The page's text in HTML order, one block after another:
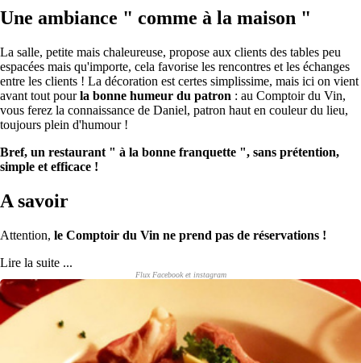
Une ambiance " comme à la maison "
La salle, petite mais chaleureuse, propose aux clients des tables peu
espacées mais qu'importe, cela favorise les rencontres et les échanges
entre les clients ! La décoration est certes simplissime, mais ici on vient
avant tout pourla bonne humeur du patron : au Comptoir du Vin,
vous ferez la connaissance de Daniel, patron haut en couleur du lieu,
toujours plein d'humour !
Bref, un restaurant " à la bonne franquette ", sans prétention,
simple et efficace !
A savoir
Attention, le Comptoir du Vin ne prend pas de réservations !
Lire la suite ...
Flux Facebook et instagram